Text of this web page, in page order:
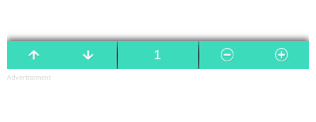
Advertisement